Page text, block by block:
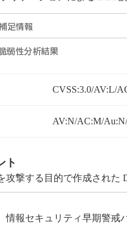
CVSS:3.0/AV:L/
AV:N/AC:M/
ト
攻撃する目的で作成された
情報セキュリティ早期警戒